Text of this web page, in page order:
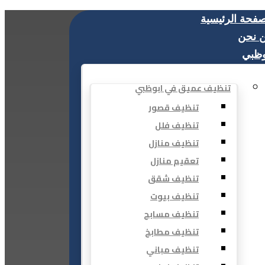
الرئيسية
نحن
تنظيف عميق في ابوظبي
تنظيف قصور
تنظيف فلل
تنظيف منازل
تعقيم منازل
تنظيف شقق
تنظيف بيوت
تنظيف مسابح
تنظيف مطابخ
تنظيف مباني